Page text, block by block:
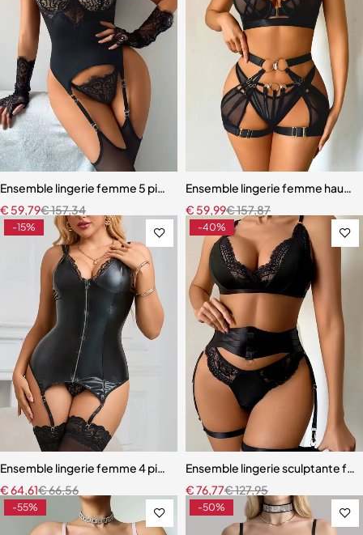
Ensemble lingerie femme 5 pièces – Dentelle ajourée avec bas
€157,34
€ 59,79
Ensemble lingerie femme haut
€157,87
€ 59,99
-15%
Ensemble lingerie femme 4 pièces – Cuir PU et dentelle respirante
€66,56
€64,61
-40%
Ensemble lingerie sculptante
€127,95
€76,77
-55% -50%